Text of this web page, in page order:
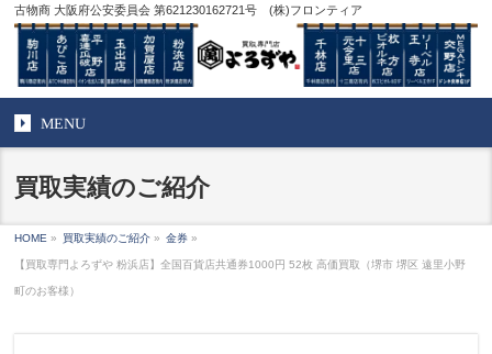
古物商 大阪府公安委員会 第621230162721号 (株)フロンティア
MENU
買取実績のご紹介
HOME » 買取実績のご紹介 » 金券 »
【買取専門よろずや 粉浜店】全国百貨店共通券1000円 52枚 高価買取（堺市 堺区 遠里小野
町のお客様）